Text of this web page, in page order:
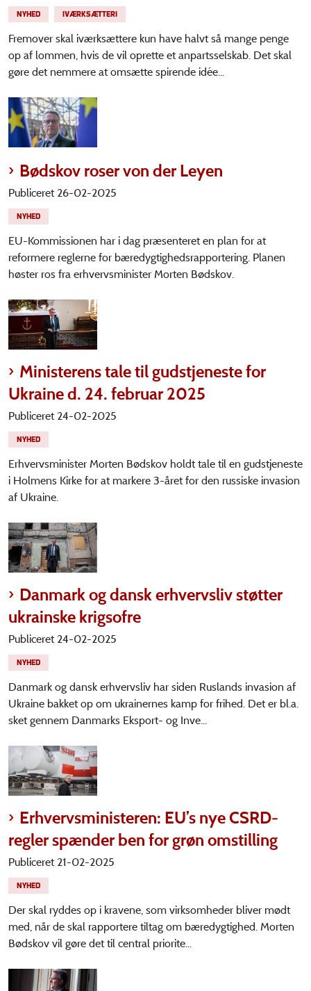
NYHED IVÆRKSÆTTERI
Fremover skal iværksættere kun have halvt så mange penge
op af lommen, hvis de vil oprette et anpartsselskab. Det skal
gøre det nemmere at omsætte spirende idée...
Bødskov roser von der Leyen
Publiceret 26-02-2025
NYHED
EU-Kommissionen har i dag præsenteret en plan for at
reformere reglerne for bæredygtighedsrapportering. Planen
høster ros fra erhvervsminister Morten Bødskov.
Ministerens tale til gudstjeneste for
Ukraine d. 24. februar 2025
Publiceret 24-02-2025
NYHED
Erhvervsminister Morten Bødskov holdt tale til en gudstjeneste
i Holmens Kirke for at markere 3-året for den russiske invasion
af Ukraine.
Danmark og dansk erhvervsliv støtter
ukrainske krigsofre
Publiceret 24-02-2025
NYHED
Danmark og dansk erhvervsliv har siden Ruslands invasion af
Ukraine bakket op om ukrainernes kamp for frihed. Det er bl.a.
sket gennem Danmarks Eksport- og Inve...
Erhvervsministeren: EU’s nye CSRD-
regler spænder ben for grøn omstilling
Publiceret 21-02-2025
NYHED
Der skal ryddes op i kravene, som virksomheder bliver mødt
med, når de skal rapportere tiltag om bæredygtighed. Morten
Bødskov vil gøre det til central priorite...